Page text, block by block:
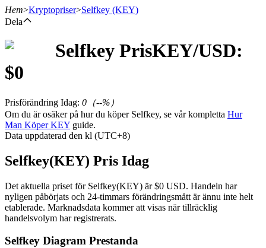
Futures med USDT som säkerhet
Hem>Kryptopriser>Selfkey (KEY)
Dela
Selfkey PrisKEY/USD:
$0
Prisförändring Idag: 0 （--%）
Om du är osäker på hur du köper Selfkey, se vår kompletta Hur
Man Köper KEY guide.
Data uppdaterad den kl (UTC+8)
Selfkey(KEY) Pris Idag
Det aktuella priset för Selfkey(KEY) är $0 USD. Handeln har
nyligen påbörjats och 24-timmars förändringsmått är ännu inte helt
etablerade. Marknadsdata kommer att visas när tillräcklig
handelsvolym har registrerats.
Selfkey Diagram Prestanda